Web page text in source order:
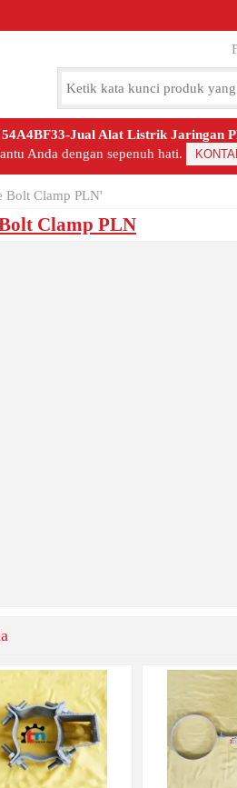
54A4BF33-Jual Alat Listrik
Anda dengan sepenuh hati.
Bolt Clamp PLN'
Clamp PLN